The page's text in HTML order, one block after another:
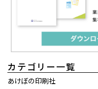
カテゴリー一覧
あけぼの印刷社